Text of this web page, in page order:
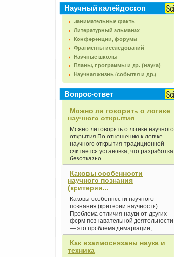
Научный калейдоскоп
Занимательные факты
Литературный альманах
Конференции, форумы
Фрагменты исследований
Научные школы
Планы, программы и др. (наука)
Научная жизнь (события и др.)
Вопрос-ответ
Можно ли говорить о логике
научного открытия
Можно ли говорить о логике научного
открытия По отношению к логике
научного открытия традиционной
считается установка, что разработка
безотказно...
Каковы особенности
научного познания
(критерии...
Каковы особенности научного
познания (критерии научности)
Проблема отличия науки от других
форм познавательной деятельности
— это проблема демаркации,...
Как взаимосвязаны наука и
техника